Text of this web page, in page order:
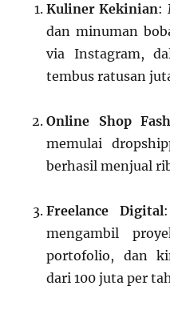
Kuliner Kekinian:
dan minuman
via Instagram,
tembus ratusan
Online Shop
memulai
berhasil menjual
Freelance Digital
mengambil
portofolio, dan
dari 100 juta per